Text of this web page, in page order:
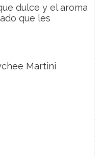
dulce y el aroma
que les
Martini